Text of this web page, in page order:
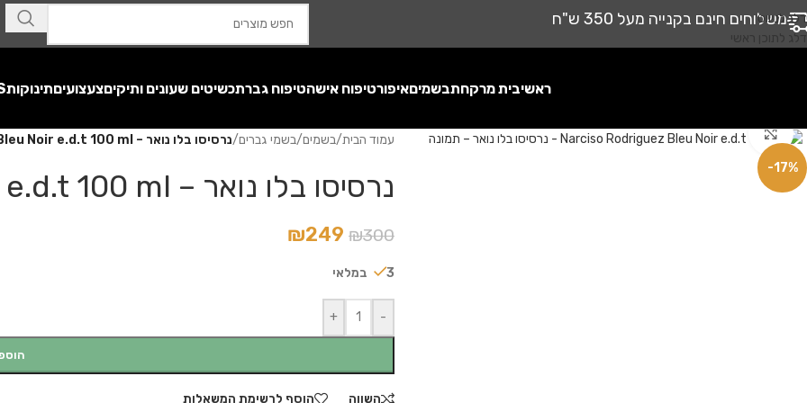
דלג לניווט
דלג לתוכן ראשי
משלוחים חינם בקנייה מעל 350 ש"ח
ראשיבית מרקחתבשמיםאיפורטיפוח אישהטיפוח גברתכשיטים שעונים ותיקיםצעצועיםתינוקות
-17%
לחץ להגדלה עמוד הבית/בשמים/בשמי גברים/נרסיסו בלו נואר – Narciso Rodriguez Bleu Noir e.d.t 100 ml
נרסיסו בלו נואר – Narciso Rodriguez Bleu Noir e.d.t 100 ml
₪300
₪249
3 במלאי
-
+
השווה הוסף לרשימת המשאלות